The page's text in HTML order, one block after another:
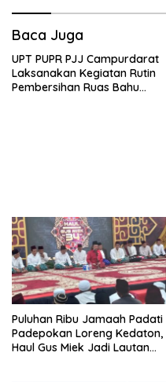
Baca Juga
UPT PUPR PJJ Campurdarat
Laksanakan Kegiatan Rutin
Pembersihan Ruas Bahu
Puluhan Ribu Jamaah Padati
Padepokan Loreng Kedaton,
Haul Gus Miek Jadi Lautan